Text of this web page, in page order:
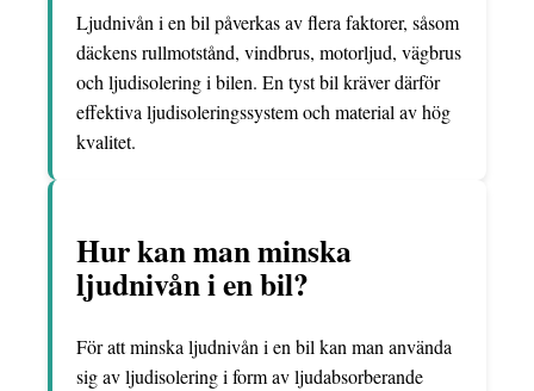
Ljudnivån i en bil påverkas av flera faktorer, såsom
däckens rullmotstånd, vindbrus, motorljud, vägbrus
och ljudisolering i bilen. En tyst bil kräver därför
effektiva ljudisoleringssystem och material av hög
kvalitet.
Hur kan man minska
ljudnivån i en bil?
För att minska ljudnivån i en bil kan man använda
sig av ljudisolering i form av ljudabsorberande